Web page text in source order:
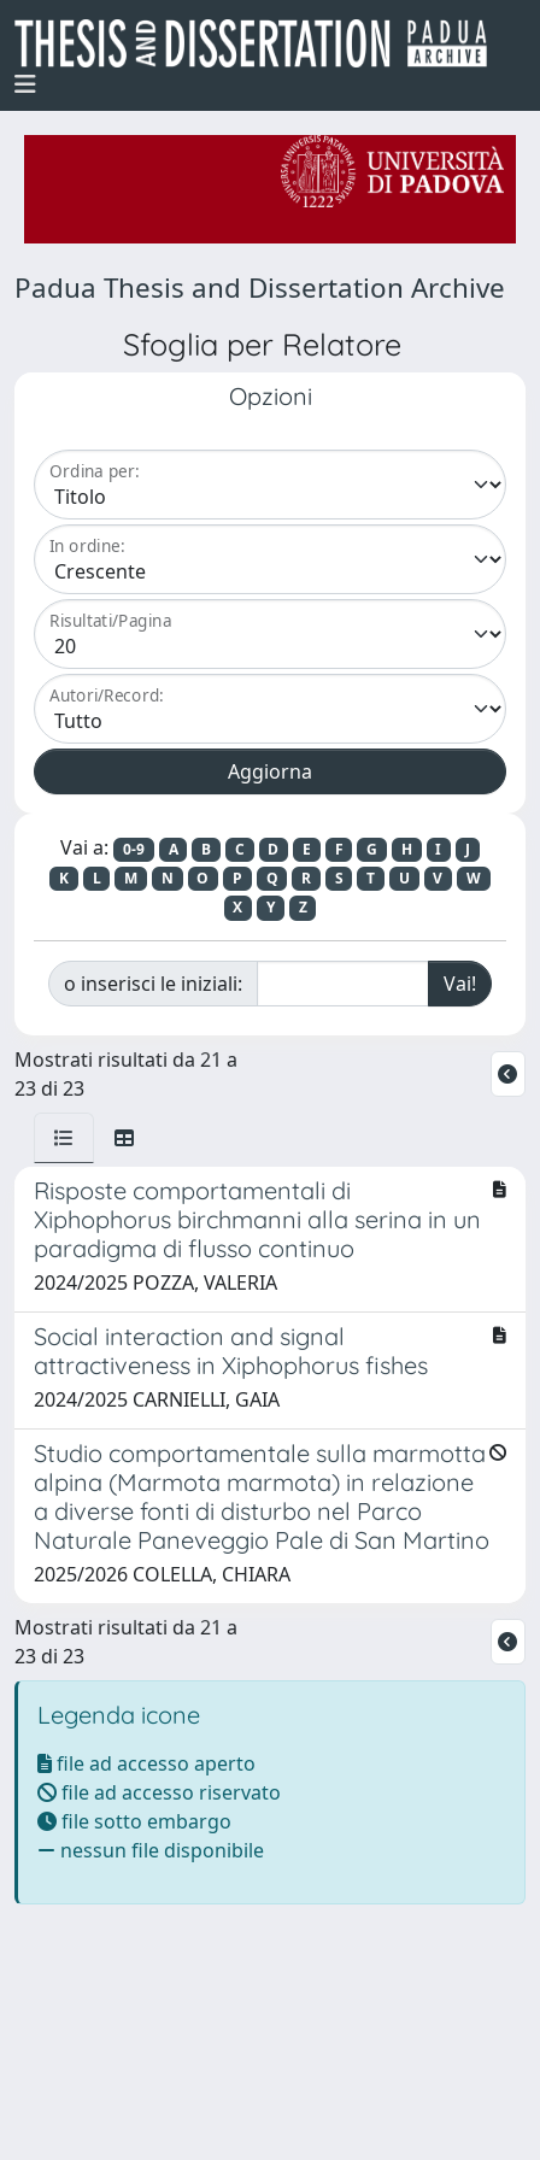
Padua Thesis and Dissertation Archive
Sfoglia per Relatore
Opzioni
Ordina per:
In ordine:
Risultati/Pagina
Autori/Record:
Vai a: 0-9 A B C D E F G H I
J
K
L M N O P Q R S T U V
W
X
Y Z
o inserisci le iniziali:
Mostrati risultati da 21 a
23 di 23
Risposte comportamentali di
Xiphophorus birchmanni alla serina in un
paradigma di flusso continuo
2024/2025 POZZA, VALERIA
Social interaction and signal
attractiveness in Xiphophorus fishes
2024/2025 CARNIELLI, GAIA
Studio comportamentale sulla marmotta
alpina (Marmota marmota) in relazione
a diverse fonti di disturbo nel Parco
Naturale Paneveggio Pale di San Martino
2025/2026 COLELLA, CHIARA
Mostrati risultati da 21 a
23 di 23
Legenda icone
file ad accesso aperto
file ad accesso riservato
file sotto embargo
nessun file disponibile